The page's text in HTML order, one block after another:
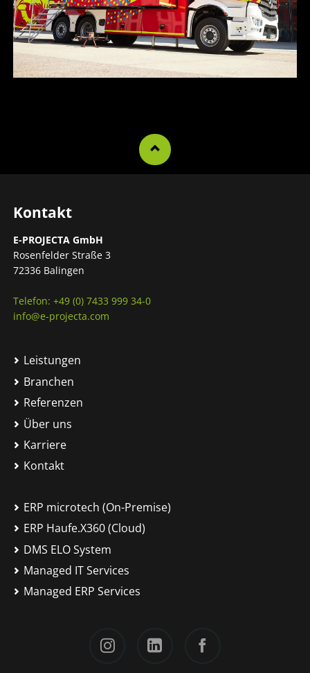
Kontakt
E-PROJECTA GmbH
Rosenfelder Straße 3
72336 Balingen
Telefon: +49 (0) 7433 999 34-0
info@e-projecta.com
Leistungen
Branchen
Referenzen
Über uns
Karriere
Kontakt
ERP microtech (On-Premise)
ERP Haufe.X360 (Cloud)
DMS ELO System
Managed IT Services
Managed ERP Services